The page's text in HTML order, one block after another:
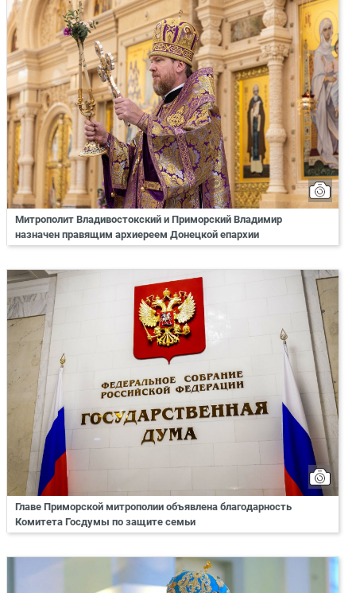
Митрополит Владивостокский и Приморский Владимир
назначен правящим архиереем Донецкой епархии
Главе Приморской митрополии объявлена благодарность
Комитета Госдумы по защите семьи